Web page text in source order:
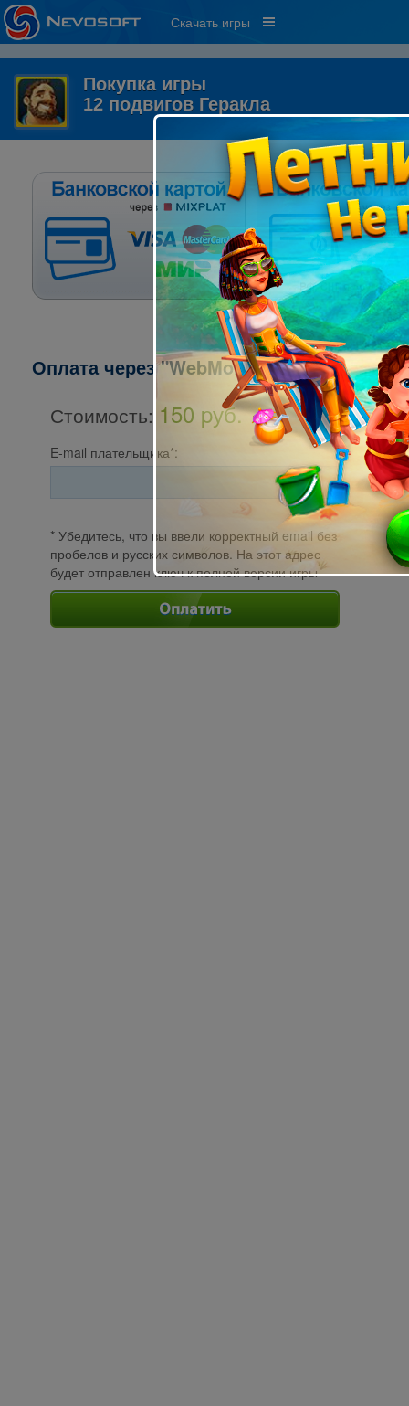
Скачать игры
Покупка игры
12 подвигов Геракла
Оплата через "WebMoney":
Стоимость: 150 pуб.
E-mail плательщика*:
* Убедитесь, что вы ввели корректный email без
пробелов и русских символов. На этот адрес
будет отправлен ключ к полной версии игры